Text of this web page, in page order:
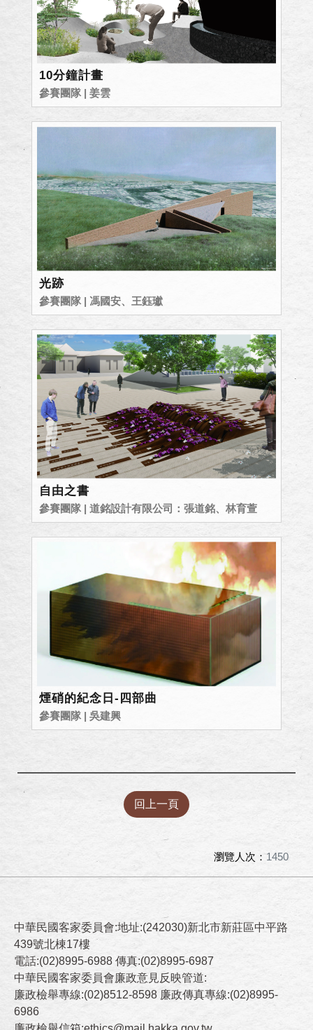
10分鐘計畫
參賽團隊 | 姜雲
光跡
參賽團隊 | 馮國安、王鈺瓛
自由之書
參賽團隊 | 道銘設計有限公司：張道銘、林育萱
煙硝的紀念日-四部曲
參賽團隊 | 吳建興
回上一頁
瀏覽人次： 1450
中華民國客家委員會:地址:(242030)新北市新莊區中平路
439號北棟17樓
電話:(02)8995-6988 傳真:(02)8995-6987
中華民國客家委員會廉政意見反映管道:
廉政檢舉專線:(02)8512-8598 廉政傳真專線:(02)8995-
6986